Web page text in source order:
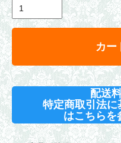
カー
配送
特定商取引法に
はこちらを